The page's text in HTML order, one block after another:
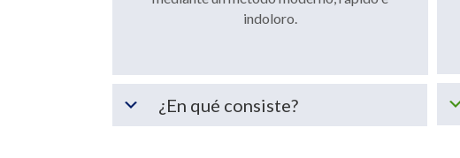
indoloro.
¿En qué consiste?